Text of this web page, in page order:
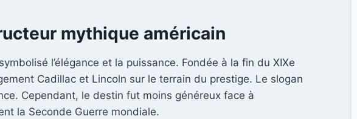
mythique américain
l’élégance et la puissance. Fondée à la fin du XIXe
Cadillac et Lincoln sur le terrain du prestige. Le slogan
Cependant, le destin fut moins généreux face à
la Seconde Guerre mondiale.